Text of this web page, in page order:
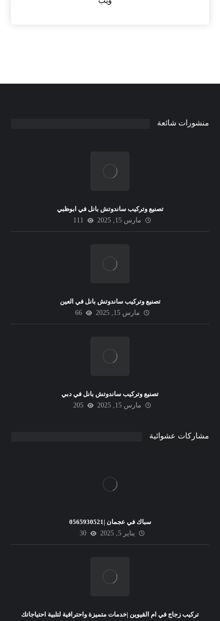
منشورات شائعة
تصنيع وتركيب ساندوتش بانل في ابوظبي
مارس 15, 2025
111
تصنيع وتركيب ساندوتش بانل في العين
مارس 15, 2025
66
تصنيع وتركيب ساندوتش بانل في دبي
مارس 15, 2025
205
مشاركات عشوائية
سباك في عجمان |0565930521
يناير 5, 2025
30
تركيب زجاج في ام القيوين |خدمات متميزة واحترافية لتلبية احتياجاتك